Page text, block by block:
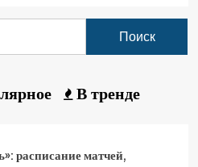
В тренде
расписание матчей,